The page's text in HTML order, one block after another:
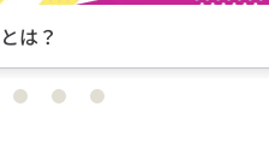
中途入社ならでは
item item item